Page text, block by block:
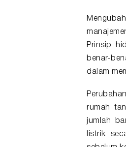
Prinsip
benar-
dalam
rumah
jumlah
listrik